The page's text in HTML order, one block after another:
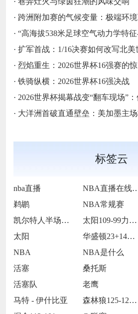
· 跨洲附加赛的气候变量：极端环境下的
· “高海拔538米足球空气动力学特征与飞行轨迹调控机制——以
· 扩军首战：1/16决赛如何改写北美
· 烈焰重生：2026世界杯16强赛的
· 铁骑纵横：2026世界杯16强决战
· 2026世界杯揭幕战变“翻车现场”
· 大洋洲首破直通壁垒：美加墨主场格
标签云
nba直播 NBA直播
鹈鹕
NBA常规赛
凯尔特人半场65-55领先雷霆
太阳109-99力克76人
太阳
华盛顿23+14莱夫利21+15 独行侠
NBA
NBA是什么
活塞
桑托斯
活塞队
老鹰
马特 - 伊什比亚
森林狼125-127不敌灰熊